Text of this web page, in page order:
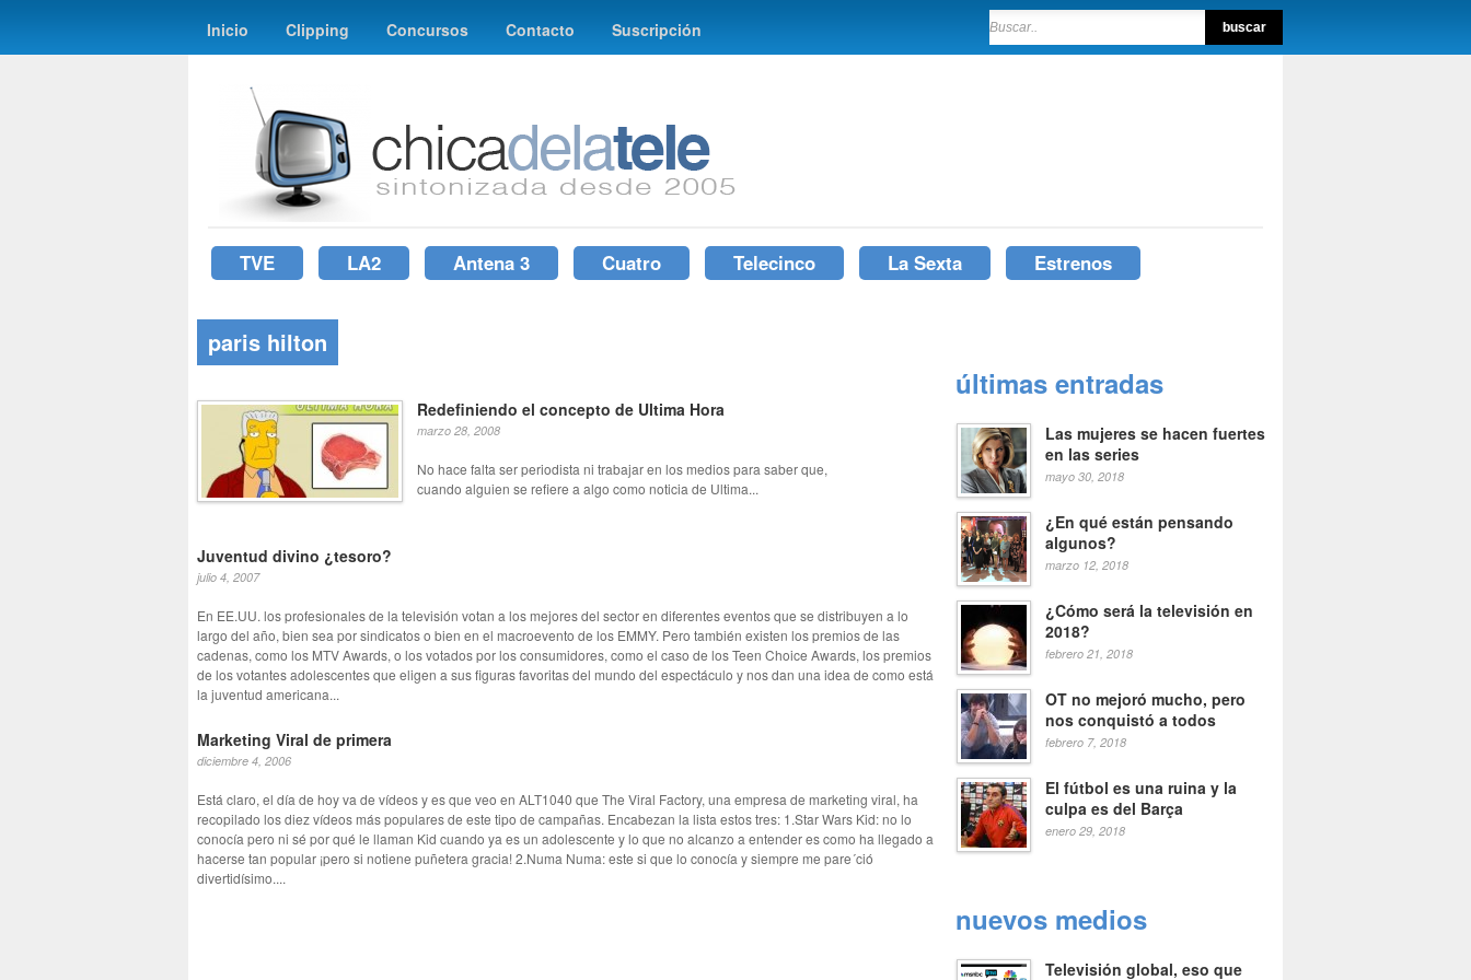
Inicio Clipping Concursos Contacto Suscripción
TVE LA2 Antena 3 Cuatro Telecinco La Sexta Estrenos
paris hilton
Redefiniendo el concepto de Ultima Hora
marzo 28, 2008
No hace falta ser periodista ni trabajar en los medios para saber que,
cuando alguien se refiere a algo como noticia de Ultima...
Juventud divino ¿tesoro?
julio 4, 2007
En EE.UU. los profesionales de la televisión votan a los mejores del sector en diferentes eventos que se distribuyen a lo
largo del año, bien sea por sindicatos o bien en el macroevento de los EMMY. Pero también existen los premios de las
cadenas, como los MTV Awards, o los votados por los consumidores, como el caso de los Teen Choice Awards, los premios
de los votantes adolescentes que eligen a sus figuras favoritas del mundo del espectáculo y nos dan una idea de como está
la juventud americana...
Marketing Viral de primera
diciembre 4, 2006
Está claro, el día de hoy va de vídeos y es que veo en ALT1040 que The Viral Factory, una empresa de marketing viral, ha
recopilado los diez vídeos más populares de este tipo de campañas. Encabezan la lista estos tres: 1.Star Wars Kid: no lo
conocía pero ni sé por qué le llaman Kid cuando ya es un adolescente y lo que no alcanzo a entender es como ha llegado a
hacerse tan popular ¡pero si notiene puñetera gracia! 2.Numa Numa: este si que lo conocía y siempre me pare´ció
divertidísimo....
últimas entradas
Las mujeres se hacen fuertes
en las series
mayo 30, 2018
¿En qué están pensando
algunos?
marzo 12, 2018
¿Cómo será la televisión en
2018?
febrero 21, 2018
OT no mejoró mucho, pero
nos conquistó a todos
febrero 7, 2018
El fútbol es una ruina y la
culpa es del Barça
enero 29, 2018
nuevos medios
Televisión global, eso que